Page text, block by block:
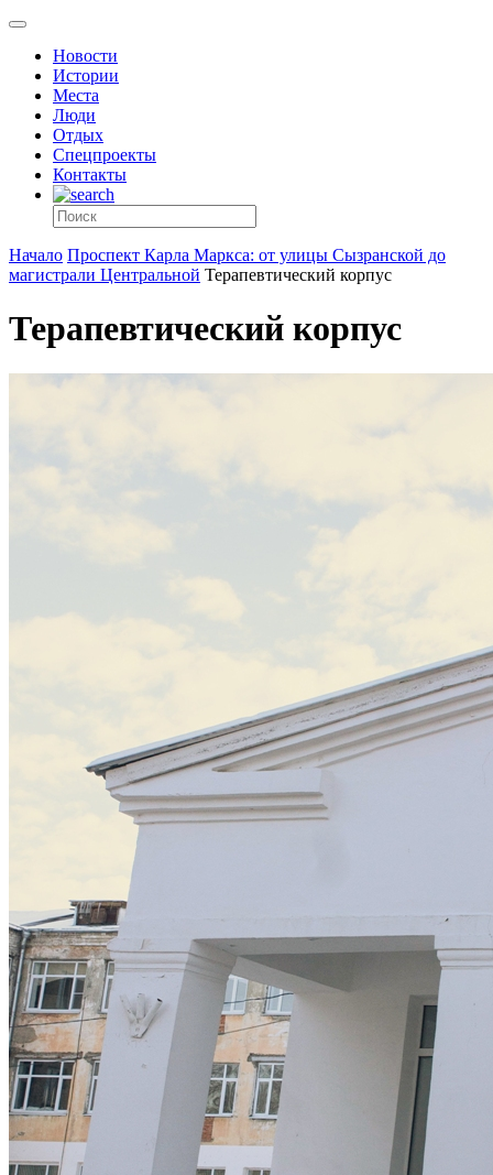
Новости
Истории
Места
Люди
Отдых
Спецпроекты
Контакты
Начало Проспект Карла Маркса: от улицы Сызранской до
магистрали Центральной Терапевтический корпус
Терапевтический корпус